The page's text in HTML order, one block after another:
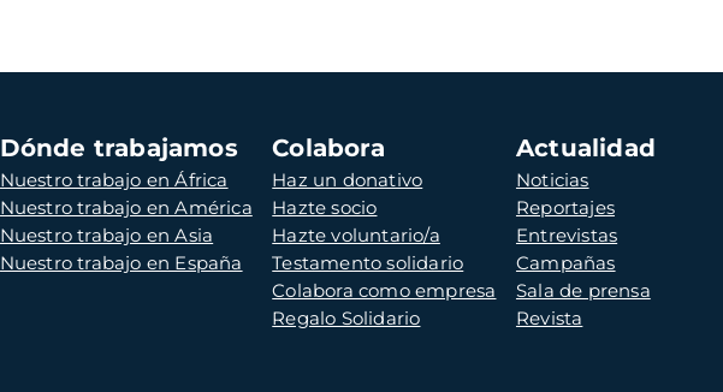
Dónde trabajamos
Nuestro trabajo en África
Nuestro trabajo en América
Nuestro trabajo en Asia
Nuestro trabajo en España
Colabora
Haz un donativo
Hazte socio
Hazte voluntario/a
Testamento solidario
Colabora como empresa
Regalo Solidario
Actualidad
Noticias
Reportajes
Entrevistas
Campañas
Sala de prensa
Revista